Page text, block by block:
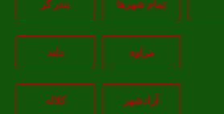
تمام شهر‌ها بندر گز
مراوه
آزادشهر